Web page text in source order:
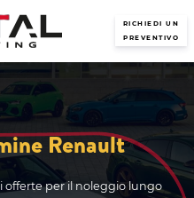
RICHIEDI UN
PREVENTIVO
Renault
offerte per il noleggio lungo